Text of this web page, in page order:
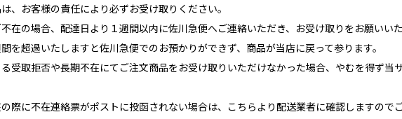
、お客様の責任により必ずお受け取りください。
在の場合、配達日より１週間以内に佐川急便へご連絡いただき、お受け取りをお願いいた
を超過いたしますと佐川急便でのお預かりができず、商品が当店に戻って参ります。
受取拒否や長期不在にてご注文商品をお受け取りいただけなかった場合、やむを得ず当
際に不在連絡票がポストに投函されない場合は、こちらより配送業者に確認しますので